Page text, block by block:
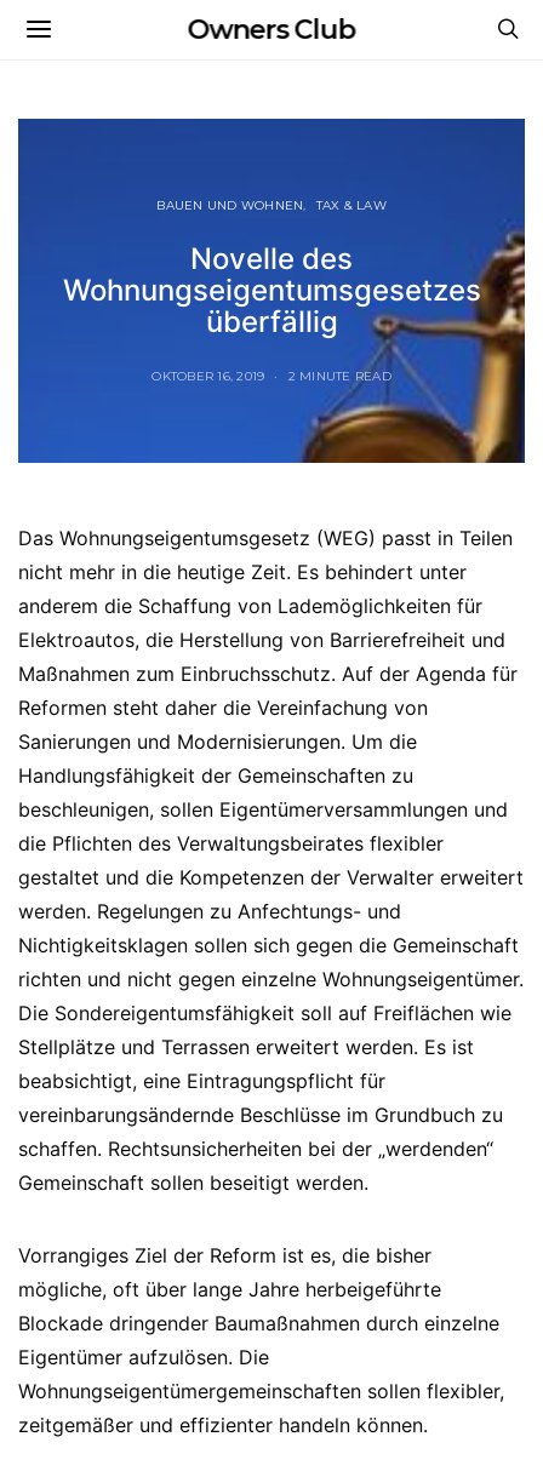
Owners Club
BAUEN UND WOHNEN TAX & LAW
Novelle des
Wohnungseigentumsgesetzes
überfällig
OKTOBER 16, 2019 2 MINUTE READ
Das Wohnungseigentumsgesetz (WEG) passt in Teilen
nicht mehr in die heutige Zeit. Es behindert unter
anderem die Schaffung von Lademöglichkeiten für
Elektroautos, die Herstellung von Barrierefreiheit und
Maßnahmen zum Einbruchsschutz. Auf der Agenda für
Reformen steht daher die Vereinfachung von
Sanierungen und Modernisierungen. Um die
Handlungsfähigkeit der Gemeinschaften zu
beschleunigen, sollen Eigentümerversammlungen und
die Pflichten des Verwaltungsbeirates flexibler
gestaltet und die Kompetenzen der Verwalter erweitert
werden. Regelungen zu Anfechtungs- und
Nichtigkeitsklagen sollen sich gegen die Gemeinschaft
richten und nicht gegen einzelne Wohnungseigentümer.
Die Sondereigentumsfähigkeit soll auf Freiflächen wie
Stellplätze und Terrassen erweitert werden. Es ist
beabsichtigt, eine Eintragungspflicht für
vereinbarungsändernde Beschlüsse im Grundbuch zu
schaffen. Rechtsunsicherheiten bei der „werdenden“
Gemeinschaft sollen beseitigt werden.
Vorrangiges Ziel der Reform ist es, die bisher
mögliche, oft über lange Jahre herbeigeführte
Blockade dringender Baumaßnahmen durch einzelne
Eigentümer aufzulösen. Die
Wohnungseigentümergemeinschaften sollen flexibler,
zeitgemäßer und effizienter handeln können.